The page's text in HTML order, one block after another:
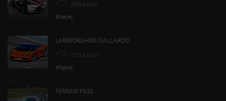
295 km/h
Więcej
LAMBORGHINI GALLARDO
315 km/h
Więcej
FERRARI F430